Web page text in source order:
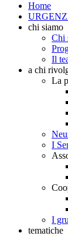
Home
chi siamo
Chi
Il
a chi
La
I
I
tematiche